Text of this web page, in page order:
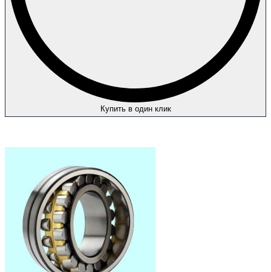
Купить в один клик